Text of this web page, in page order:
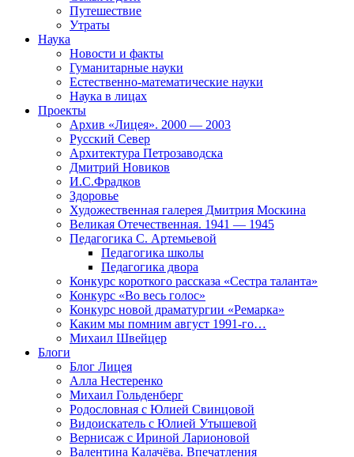
Путешествие
Утраты
Наука
Новости и факты
Гуманитарные науки
Естественно-математические науки
Наука в лицах
Проекты
Архив «Лицея». 2000 — 2003
Русский Север
Архитектура Петрозаводска
Дмитрий Новиков
И.С.Фрадков
Здоровье
Художественная галерея Дмитрия Москина
Великая Отечественная. 1941 — 1945
Педагогика С. Артемьевой
Педагогика школы
Педагогика двора
Конкурс короткого рассказа «Сестра таланта»
Конкурс «Во весь голос»
Конкурс новой драматургии «Ремарка»
Каким мы помним август 1991-го…
Михаил Швейцер
Блоги
Блог Лицея
Алла Нестеренко
Михаил Гольденберг
Родословная с Юлией Свинцовой
Видоискатель с Юлией Утышевой
Вернисаж с Ириной Ларионовой
Валентина Калачёва. Впечатления